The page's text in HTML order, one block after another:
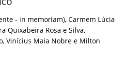
- in memoriam), Carmem Lúcia
Quixabeira Rosa e Silva,
Vinícius Maia Nobre e Milton